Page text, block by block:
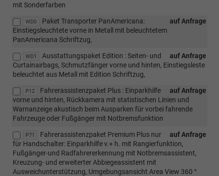
mit Sonderfarben
WD0 auf Anfrage
Paket Transporter PanAmericana:
Einstiegsleuchtete vorne in Metall mit beleuchtetem
PanAmericana Schriftzug,
WD1 auf Anfrage
Ausstattungspaket Edition : Seiten- und
Curtainairbags, Schmutzfänger vorne und hinten, Einstiegsleste
beleuchtet aus Metall mit Edition Schriftzug,
P12 auf Anfrage
Fahrerassistenzpaket Plus : Einparkhilfe
vorne und hinten, Rückkamera mit statistischen Linien und
Warnanzeige akustisch beim Ausparken für vorbei fahrende
Fahrzeuge oder Fußgänger mit Notbremsfunktion
P71 auf Anfrage
Fahrerassistenzpaket Premium Plus nur
für Handschalter: Einparkhilfe v.+ h. mit Rangierfunktion,
Fußgänger-und Radfahrererkennung mit Notbremsassistent,
Kreuzung- und erweiterter Abbiegeassistent mit
Ausweichunterstützung, Umgebungsansicht Area View 360 °